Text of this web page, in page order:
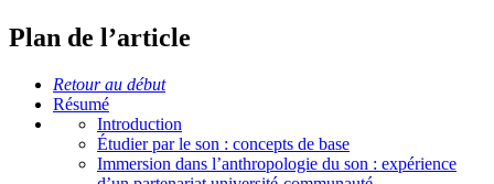
Plan de l’article
Retour au début
Résumé
Introduction
Étudier par le son : concepts de base
Immersion dans l’anthropologie du son : expérience